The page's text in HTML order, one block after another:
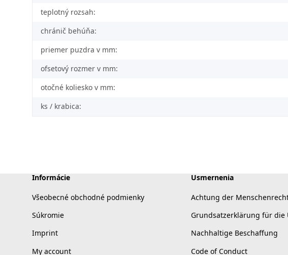
teplotný rozsah:
chránič behúňa:
priemer puzdra v mm:
ofsetový rozmer v mm:
otočné koliesko v mm:
ks / krabica:
Informácie
Všeobecné obchodné podmienky
Súkromie
Imprint
My account
Usmernenia
Achtung der
Grundsatzerklärung für die
Nachhaltige Beschaffung
Code of Conduct